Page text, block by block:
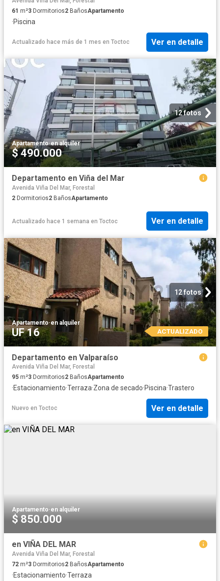
61 m²3 Dormitorios2 BañosApartamento
·Piscina
Actualizado hace más de 1 mes en Toctoc Ver en detalle
12 fotos
Apartamento·en alquiler
$ 490.000
Departamento en Viña del Mar
Avenida Viña Del Mar, Forestal
2 Dormitorios2 BañosApartamento
Actualizado hace 1 semana en Toctoc Ver en detalle
12 fotos
Apartamento·en alquiler
UF 16 ACTUALIZADO
Departamento en Valparaíso
Avenida Viña Del Mar, Forestal
95 m²3 Dormitorios2 BañosApartamento
·Estacionamiento·Terraza·Zona de secado·Piscina·Trastero
Nuevo en Toctoc Ver en detalle
Apartamento·en alquiler
$ 850.000
en VIÑA DEL MAR
Avenida Viña Del Mar, Forestal
72 m²3 Dormitorios2 BañosApartamento
·Estacionamiento·Terraza